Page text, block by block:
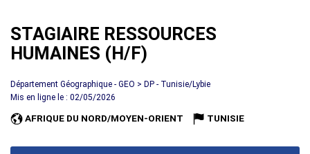
STAGIAIRE RESSOURCES
HUMAINES (H/F)
Département Géographique - GEO > DP - Tunisie/Lybie
Mis en ligne le : 02/05/2026
AFRIQUE DU NORD/MOYEN-ORIENT TUNISIE